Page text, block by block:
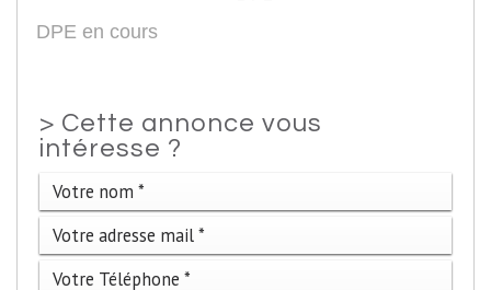
DPE en cours
> Cette annonce vous
intéresse ?